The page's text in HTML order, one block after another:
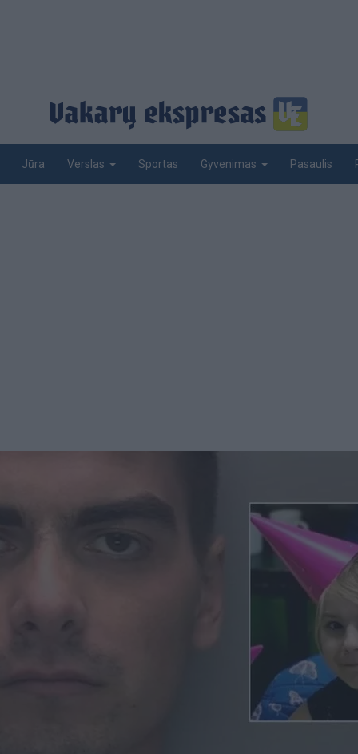
Jūra Verslas Sportas Gyvenimas Pasaulis